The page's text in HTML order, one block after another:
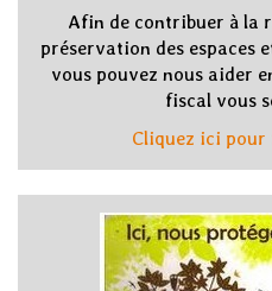
Afin de contribuer à la
préservation des espaces
vous pouvez nous aider
fiscal vous
Cliquez ici